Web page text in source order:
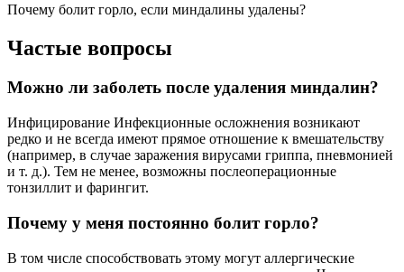
Почему болит горло, если миндалины удалены?
Частые вопросы
Можно ли заболеть после удаления миндалин?
Инфицирование Инфекционные осложнения возникают
редко и не всегда имеют прямое отношение к вмешательству
(например, в случае заражения вирусами гриппа, пневмонией
и т. д.). Тем не менее, возможны послеоперационные
тонзиллит и фарингит.
Почему у меня постоянно болит горло?
В том числе способствовать этому могут аллергические